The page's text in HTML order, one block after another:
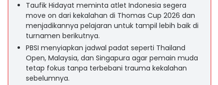
Taufik Hidayat meminta atlet Indonesia segera
move on dari kekalahan di Thomas Cup 2026 dan
menjadikannya pelajaran untuk tampil lebih baik di
turnamen berikutnya.
PBSI menyiapkan jadwal padat seperti Thailand
Open, Malaysia, dan Singapura agar pemain muda
tetap fokus tanpa terbebani trauma kekalahan
sebelumnya.